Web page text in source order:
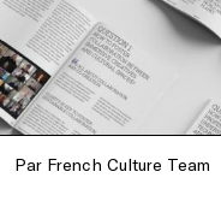
Par French Culture Team